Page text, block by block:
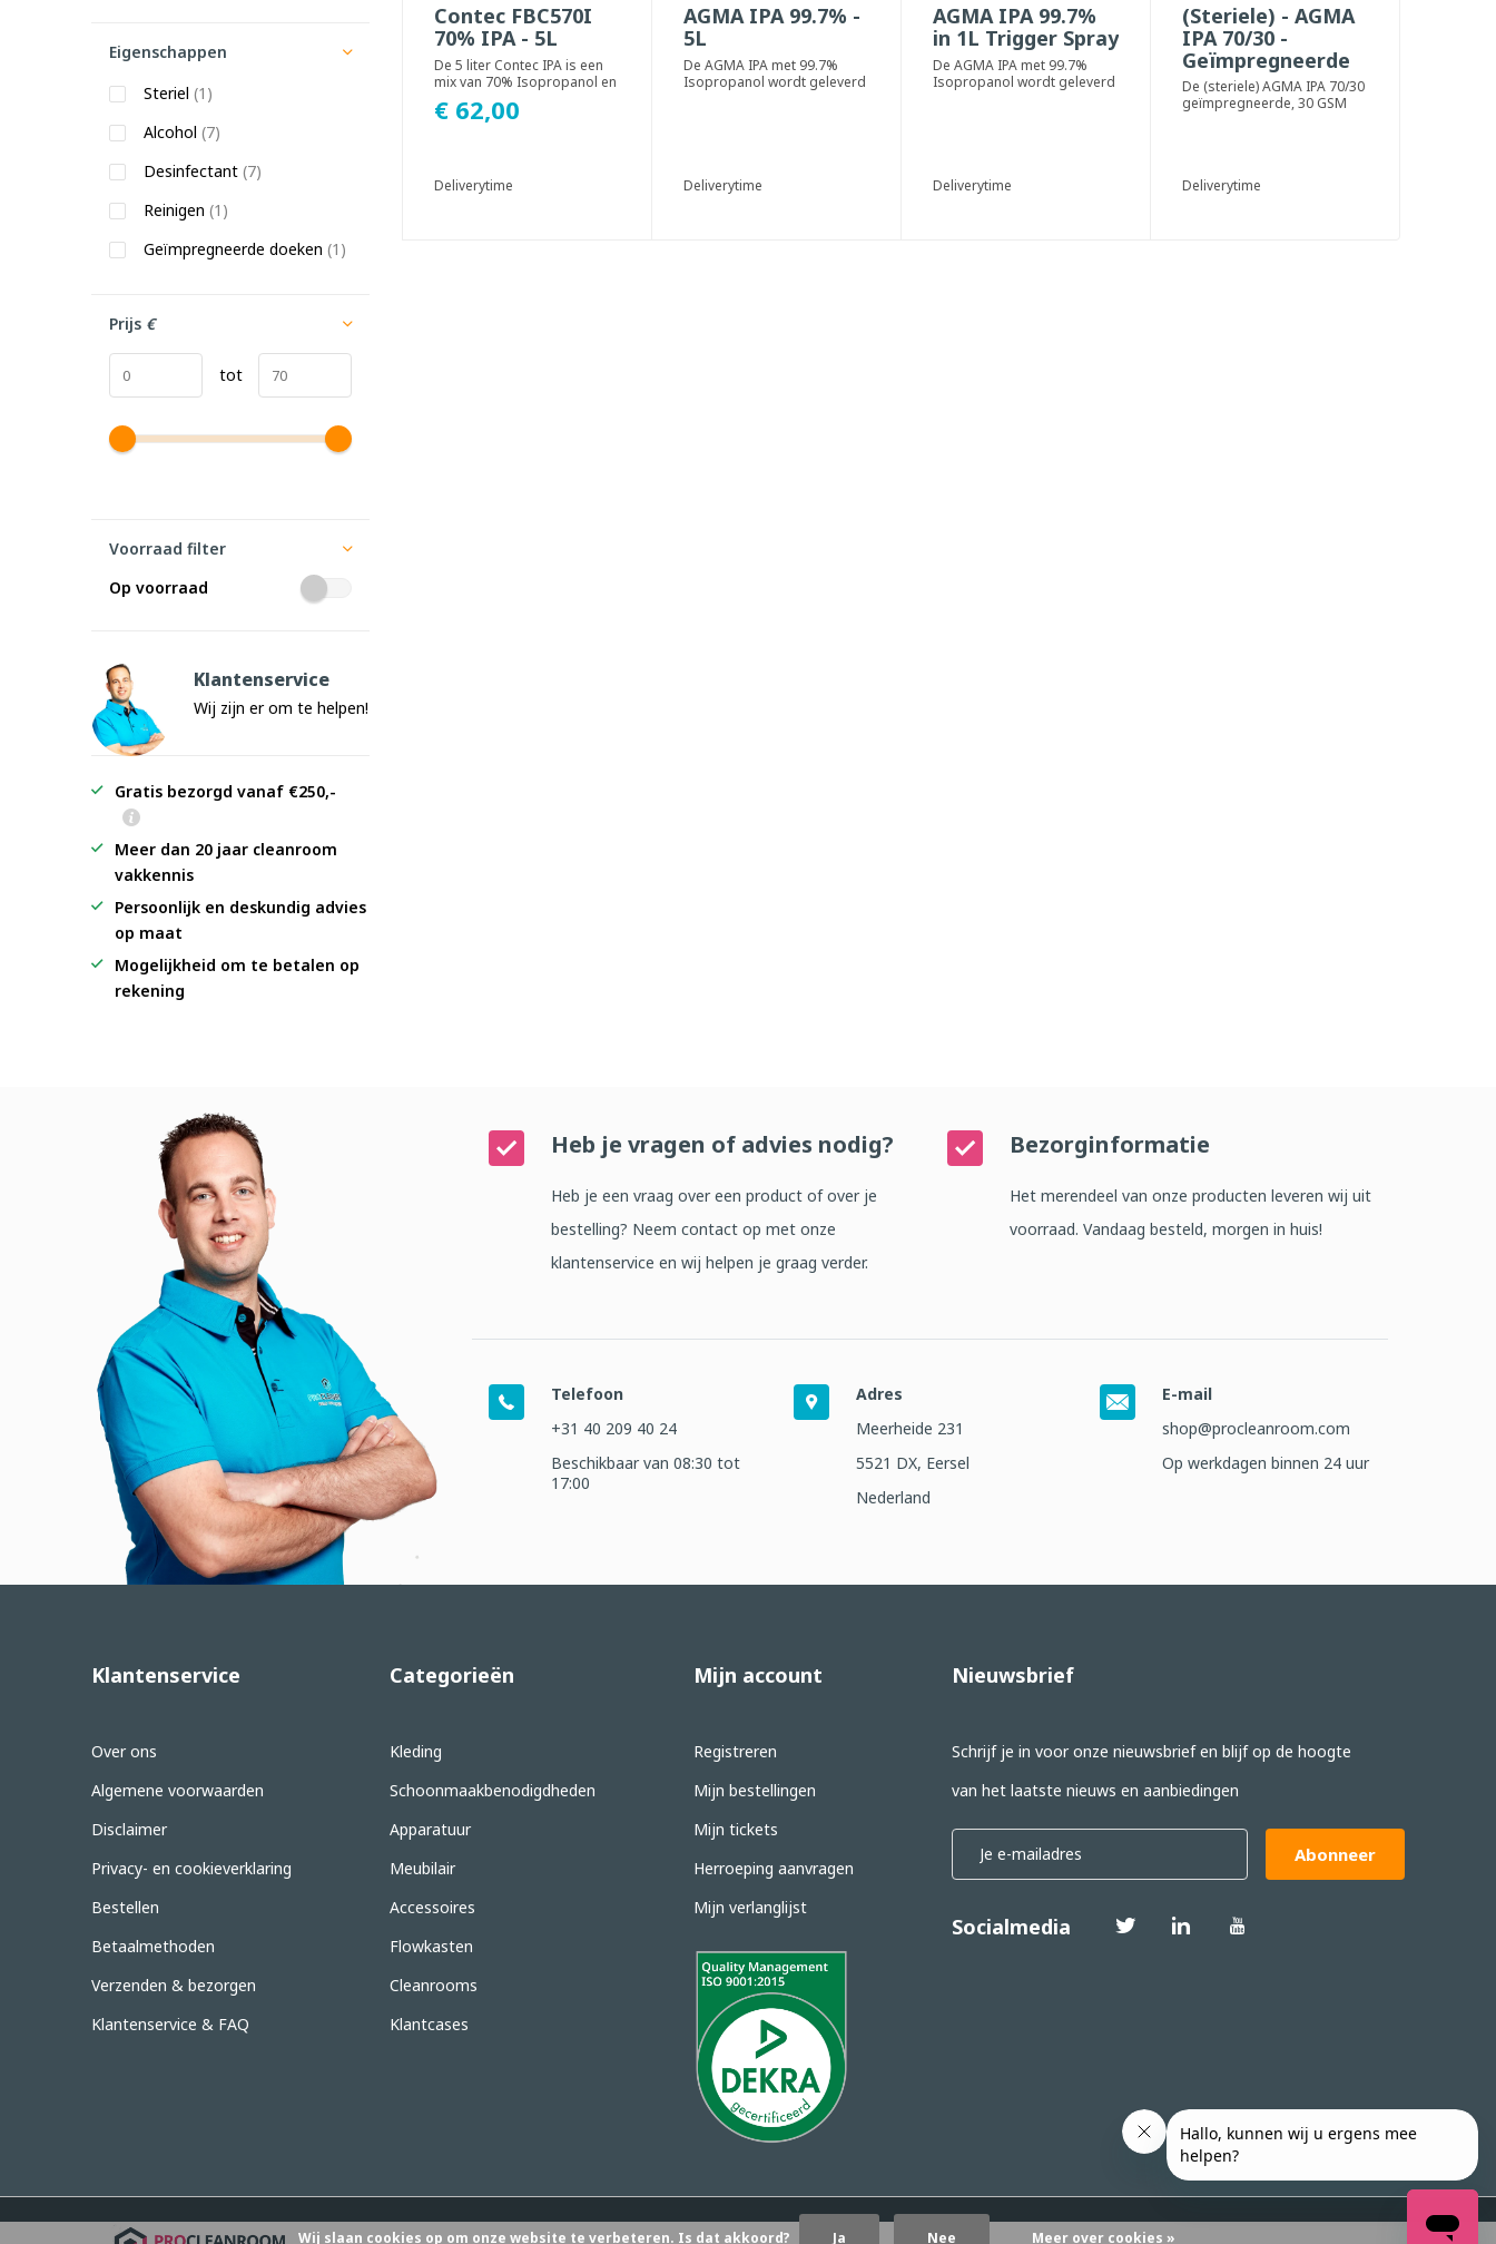
Contec FBC570I
70% IPA - 5L
De 5 liter Contec IPA is een
mix van 70% Isopropanol en
30% gezuiverd water.
Geschikt voor...
€ 62,00
Deliverytime
AGMA IPA 99.7% -
5L
De AGMA IPA met 99.7%
Isopropanol wordt geleverd
Deliverytime
AGMA IPA 99.7%
in 1L Trigger Spray
De AGMA IPA met 99.7%
Isopropanol wordt geleverd
Deliverytime
(Steriele) - AGMA
IPA 70/30 -
Geïmpregneerde
30 GSM doeken
De (steriele) AGMA IPA 70/30
geïmpregneerde, 30 GSM
Deliverytime
Eigenschappen
Steriel (1)
Alcohol (7)
Desinfectant (7)
Reinigen (1)
Geïmpregneerde doeken (1)
Prijs €
tot
Voorraad filter
Op voorraad
Klantenservice
Wij zijn er om te helpen!
Gratis bezorgd vanaf €250,-
Meer dan 20 jaar cleanroom
vakkennis
Persoonlijk en deskundig advies
op maat
Mogelijkheid om te betalen op
rekening
Heb je vragen of advies nodig?
Heb je een vraag over een product of over je
bestelling? Neem contact op met onze
klantenservice en wij helpen je graag verder.
Bezorginformatie
Het merendeel van onze producten leveren wij uit
voorraad. Vandaag besteld, morgen in huis!
Telefoon
+31 40 209 40 24
Beschikbaar van 08:30 tot
17:00
Adres
Meerheide 231
5521 DX, Eersel
Nederland
E-mail
shop@procleanroom.com
Op werkdagen binnen 24 uur
Klantenservice
Over ons
Algemene voorwaarden
Disclaimer
Privacy- en cookieverklaring
Bestellen
Betaalmethoden
Verzenden & bezorgen
Klantenservice & FAQ
Categorieën
Kleding
Schoonmaakbenodigdheden
Apparatuur
Meubilair
Accessoires
Flowkasten
Cleanrooms
Klantcases
Mijn account
Registreren
Mijn bestellingen
Mijn tickets
Herroeping aanvragen
Mijn verlanglijst
Nieuwsbrief
Schrijf je in voor onze nieuwsbrief en blijf op de hoogte
van het laatste nieuws en aanbiedingen
Abonneer
Socialmedia
Wij slaan cookies op om onze website te verbeteren. Is dat akkoord? Ja Nee Meer over cookies »